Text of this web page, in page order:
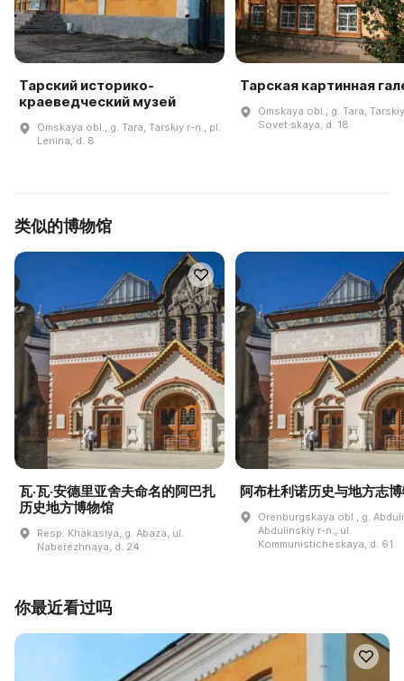
Тарский историко-
краеведческий музей
Omskaya obl., g. Tara, Tarskiy r-n., pl.
Lenina, d. 8
Тарская картинная
Omskaya obl., g. Tara,
Sovet·skaya, d. 18
类似的博物馆
瓦·瓦·安德里亚舍夫命名的阿巴扎
历史地方博物馆
Resp. Khakasiya, g. Abaza, ul.
Naberezhnaya, d. 24
阿布杜利诺历史与地方志
Orenburgskaya obl., g.
Abdulinskiy r-n., ul.
Kommunisticheskaya, d. 61
你最近看过吗